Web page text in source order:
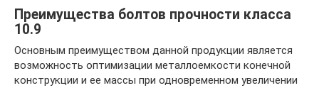
Преимущества болтов прочности класса
10.9
Основным преимуществом данной продукции является
возможность оптимизации металлоемкости конечной
конструкции и ее массы при одновременном увеличении